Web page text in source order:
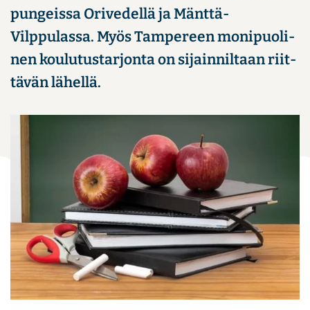
pun­geis­sa Ori­ve­del­lä ja Mänttä-​
Vilppulassa. Myös Tam­pe­reen mo­ni­puo­li­
nen kou­lu­tus­tar­jon­ta on si­jain­nil­taan riit­
tä­vän lä­hel­lä.